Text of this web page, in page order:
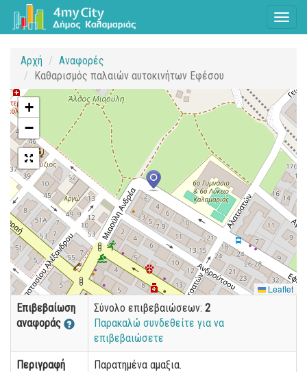
Αρχή
Αναφορές
Καθαρισμός παλαιών αυτοκινήτων Εφέσου
+
−
Leaflet
Επιβεβαίωση
αναφοράς
Σύνολο επιβεβαιώσεων: 2
Παρακαλώ συνδεθείτε για να
επιβεβαιώσετε
Περιγραφή
Παρατημένα αμαξια.